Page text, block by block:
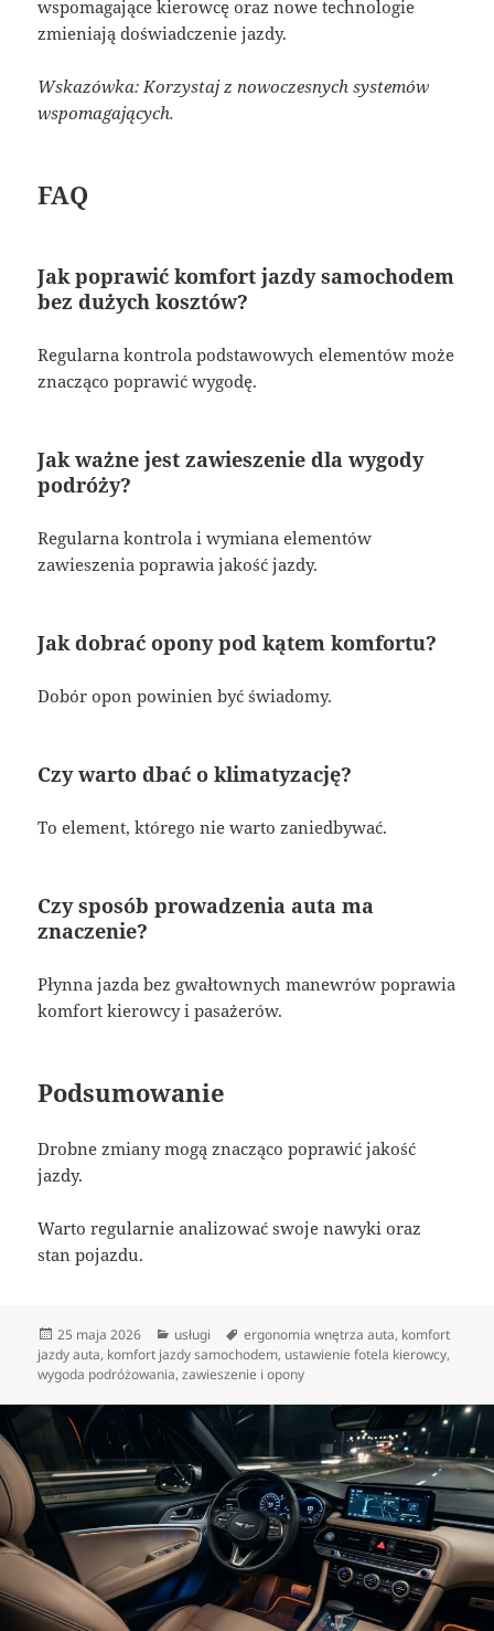
wspomagające kierowcę oraz nowe technologie
zmieniają doświadczenie jazdy.
Wskazówka: Korzystaj z nowoczesnych systemów
wspomagających.
FAQ
Jak poprawić komfort jazdy samochodem
bez dużych kosztów?
Regularna kontrola podstawowych elementów może
znacząco poprawić wygodę.
Jak ważne jest zawieszenie dla wygody
podróży?
Regularna kontrola i wymiana elementów
zawieszenia poprawia jakość jazdy.
Jak dobrać opony pod kątem komfortu?
Dobór opon powinien być świadomy.
Czy warto dbać o klimatyzację?
To element, którego nie warto zaniedbywać.
Czy sposób prowadzenia auta ma
znaczenie?
Płynna jazda bez gwałtownych manewrów poprawia
komfort kierowcy i pasażerów.
Podsumowanie
Drobne zmiany mogą znacząco poprawić jakość
jazdy.
Warto regularnie analizować swoje nawyki oraz
stan pojazdu.
Data
publikacji
25 maja 2026 Kategorie
usługi Tagi
ergonomia wnętrza auta, komfort
jazdy auta, komfort jazdy samochodem, ustawienie fotela kierowcy,
wygoda podróżowania,zawieszenie i opony